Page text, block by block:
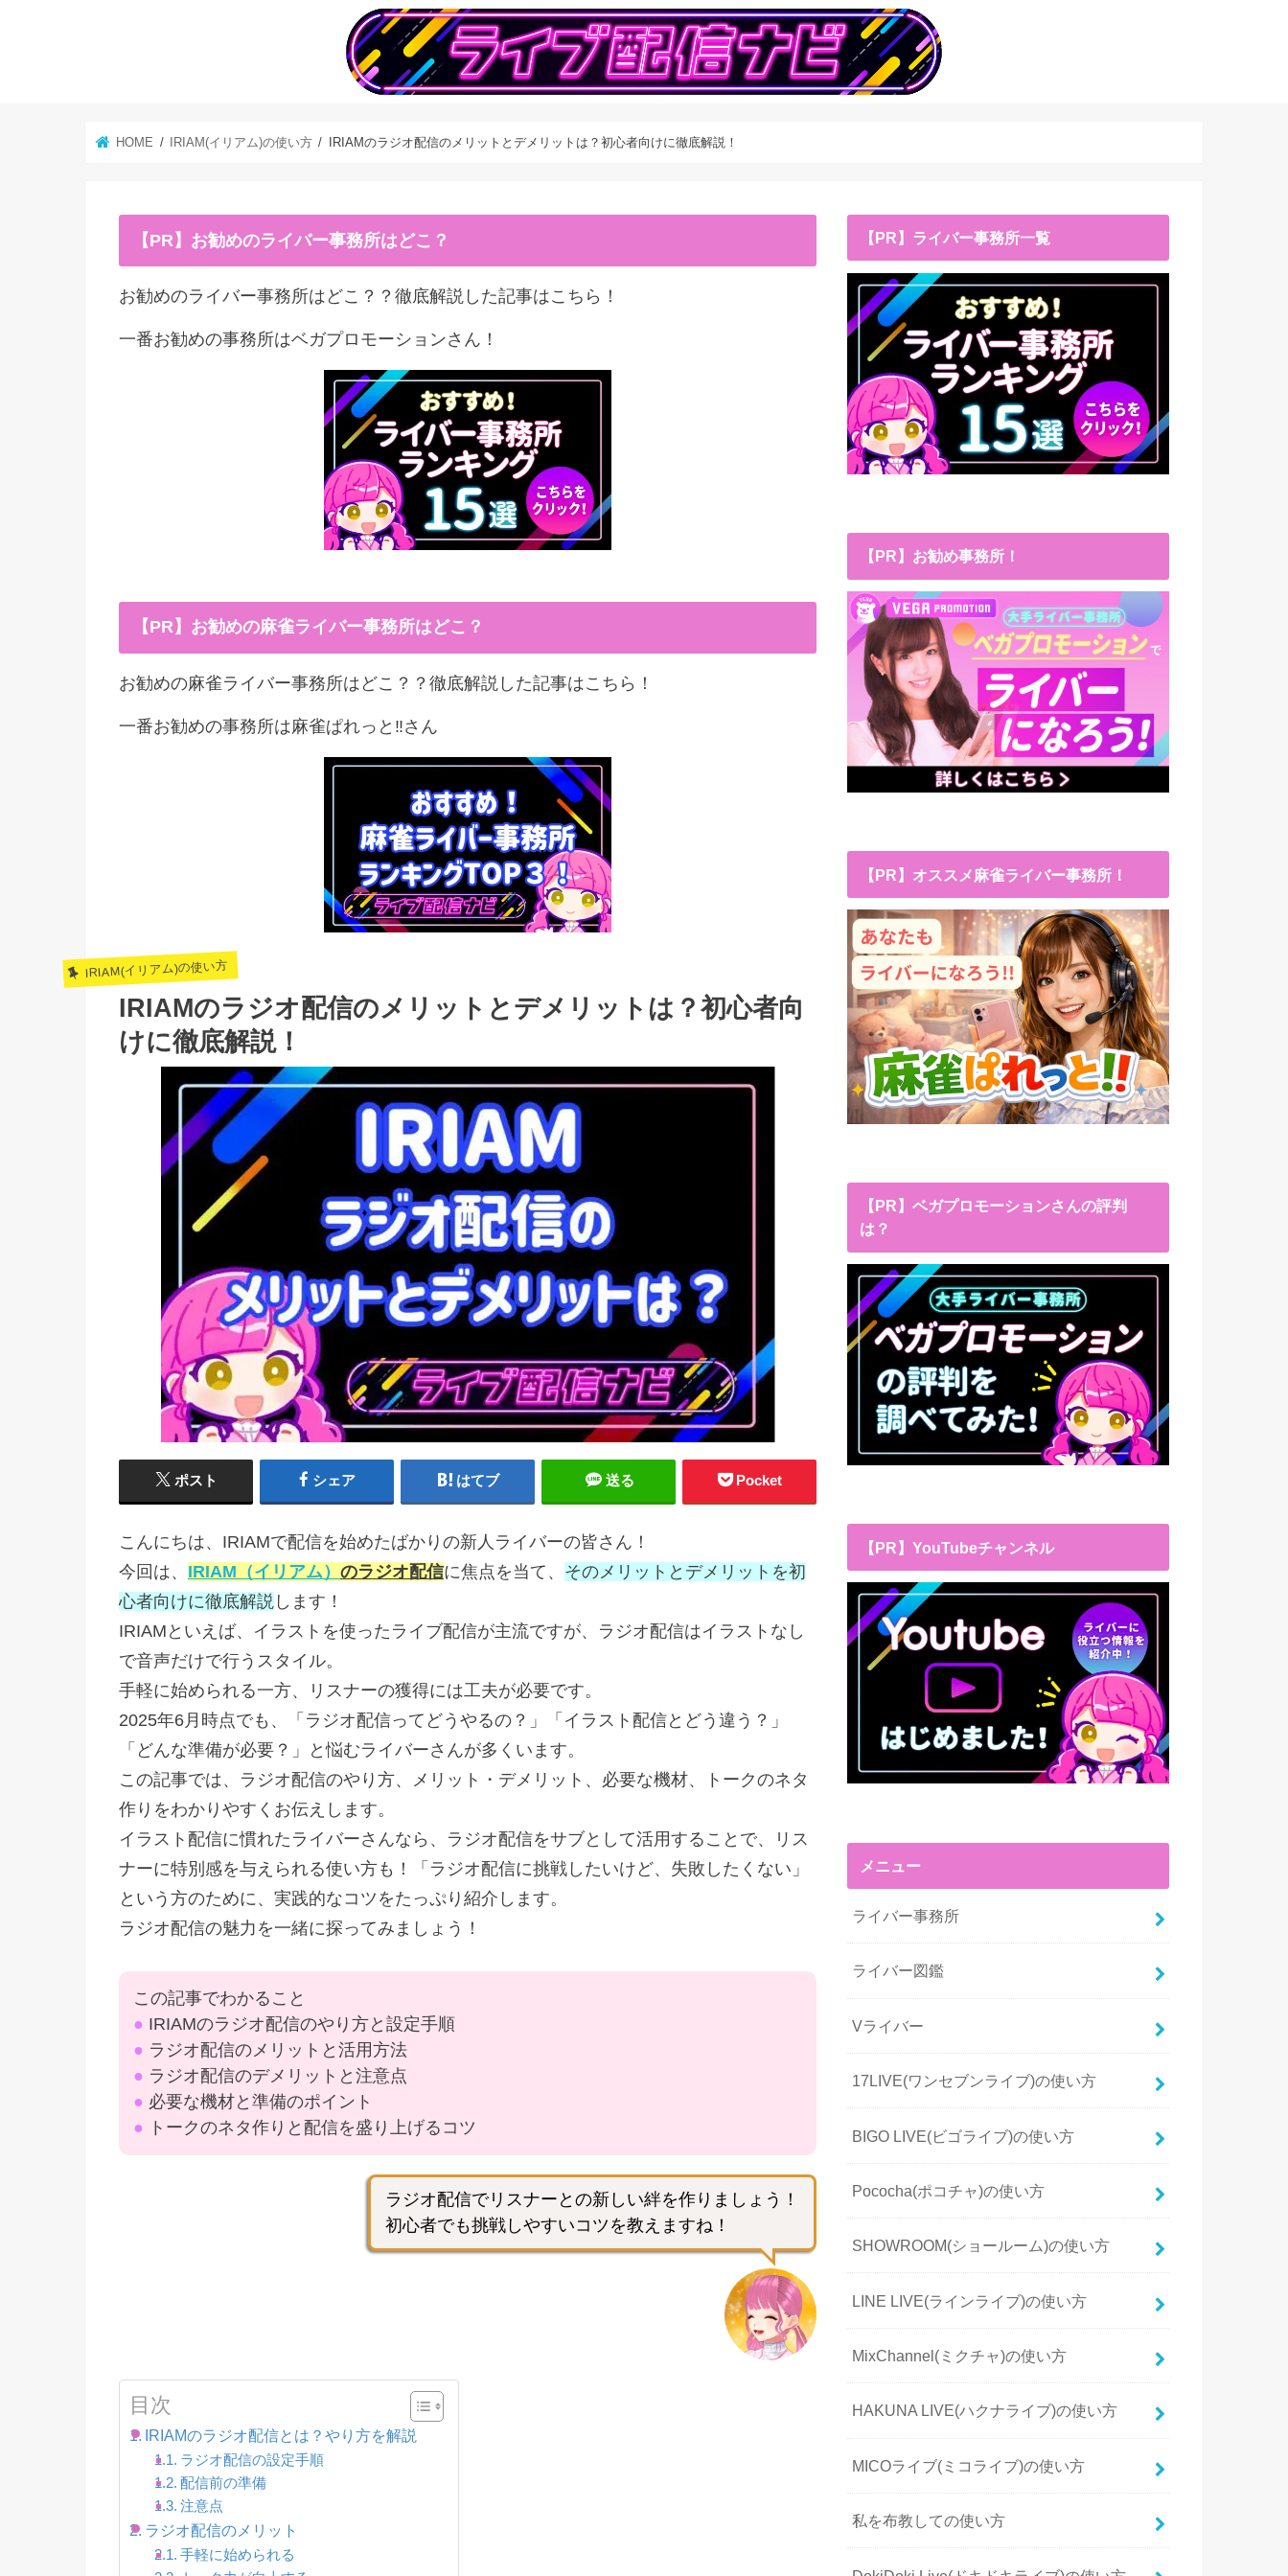
HOME IRIAM(イリアム)の使い方 IRIAMのラジオ配信のメリットとデメリットは？初心者向けに徹底解説！
【PR】お勧めのライバー事務所はどこ？
お勧めのライバー事務所はどこ？？徹底解説した記事はこちら！
一番お勧めの事務所はベガプロモーションさん！
【PR】お勧めの麻雀ライバー事務所はどこ？
お勧めの麻雀ライバー事務所はどこ？？徹底解説した記事はこちら！
一番お勧めの事務所は麻雀ぱれっと‼︎さん
IRIAM(イリアム)の使い方
IRIAMのラジオ配信のメリットとデメリットは？初心者向
けに徹底解説！
ポスト シェア はてブ 送る Pocket
こんにちは、IRIAMで配信を始めたばかりの新人ライバーの皆さん！
今回は、 IRIAM（イリアム） のラジオ配信に焦点を当て、 そのメリットとデメリットを初
心者向けに徹底解説 します！
IRIAMといえば、イラストを使ったライブ配信が主流ですが、ラジオ配信はイラストなし
で音声だけで行うスタイル。
手軽に始められる一方、リスナーの獲得には工夫が必要です。
2025年6月時点でも、「ラジオ配信ってどうやるの？」「イラスト配信とどう違う？」
「どんな準備が必要？」と悩むライバーさんが多くいます。
この記事では、ラジオ配信のやり方、メリット・デメリット、必要な機材、トークのネタ
作りをわかりやすくお伝えします。
イラスト配信に慣れたライバーさんなら、ラジオ配信をサブとして活用することで、リス
ナーに特別感を与えられる使い方も！「ラジオ配信に挑戦したいけど、失敗したくない」
という方のために、実践的なコツをたっぷり紹介します。
ラジオ配信の魅力を一緒に探ってみましょう！
この記事でわかること
● IRIAMのラジオ配信のやり方と設定手順
● ラジオ配信のメリットと活用方法
● ラジオ配信のデメリットと注意点
● 必要な機材と準備のポイント
● トークのネタ作りと配信を盛り上げるコツ
ラジオ配信でリスナーとの新しい絆を作りましょう！
初心者でも挑戦しやすいコツを教えますね！
目次
IRIAMのラジオ配信とは？やり方を解説
ラジオ配信の設定手順
配信前の準備
注意点
ラジオ配信のメリット
手軽に始められる
【PR】ライバー事務所一覧
【PR】お勧め事務所！
【PR】オススメ麻雀ライバー事務所！
【PR】ベガプロモーションさんの評判
は？
【PR】YouTubeチャンネル
メニュー
ライバー事務所
ライバー図鑑
Vライバー
17LIVE(ワンセブンライブ)の使い方
BIGO LIVE(ビゴライブ)の使い方
Pococha(ポコチャ)の使い方
SHOWROOM(ショールーム)の使い方
LINE LIVE(ラインライブ)の使い方
MixChannel(ミクチャ)の使い方
HAKUNA LIVE(ハクナライブ)の使い方
MICOライブ(ミコライブ)の使い方
私を布教しての使い方